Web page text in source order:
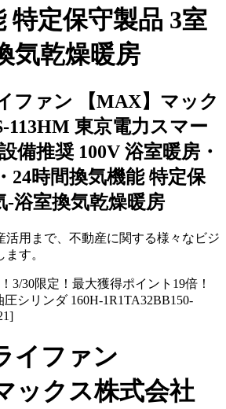
特定保守製品 3室
気乾燥暖房
活用まで、不動産に関する様々なビジ
す。
3/30限定！最大獲得ポイント19倍！
シリンダ 160H-1R1TA32BB150-
イファン
ックス株式会社